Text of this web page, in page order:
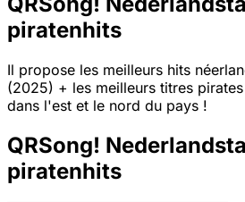
piratenhits
Il propose les meilleurs hits
(2025) + les meilleurs titres
dans l'est et le nord du pays !
QRSong!
piratenhits